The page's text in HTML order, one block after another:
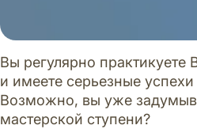
Вы регулярно практикуете
и имеете серьезные успехи
Возможно, вы уже
мастерской ступени?